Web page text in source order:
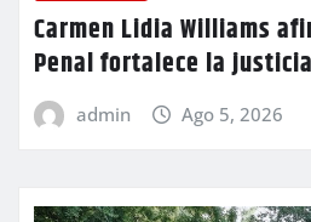
Carmen Lidia Williams
Penal fortalece la justicia
admin Ago 5, 2026